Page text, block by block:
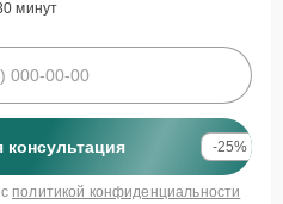
минут
консультация -25%
политикой конфиденциальности